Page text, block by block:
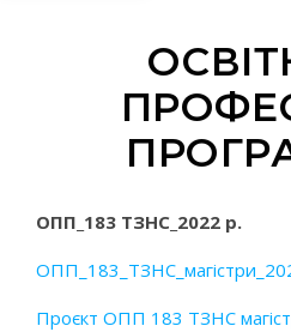
ОПП_183 ТЗНС_2022 р.
Проєкт ОПП 183 ТЗНС